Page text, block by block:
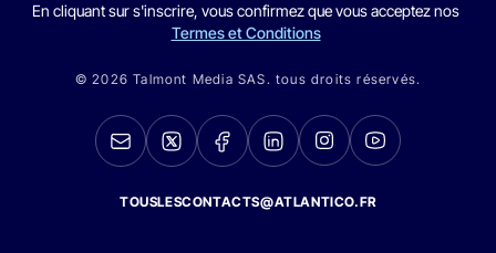
En cliquant sur s'inscrire, vous confirmez que vous acceptez nos
Termes et Conditions
© 2026 Talmont Media SAS. tous droits réservés.
TOUSLESCONTACTS@ATLANTICO.FR